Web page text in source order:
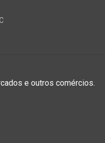
e outros comércios.